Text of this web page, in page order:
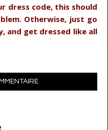
dress code, this should
Otherwise, just go
and get dressed like all